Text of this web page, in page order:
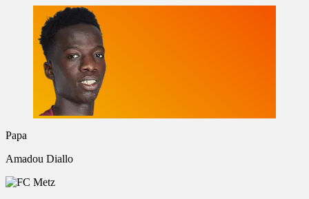
Papa
Amadou Diallo